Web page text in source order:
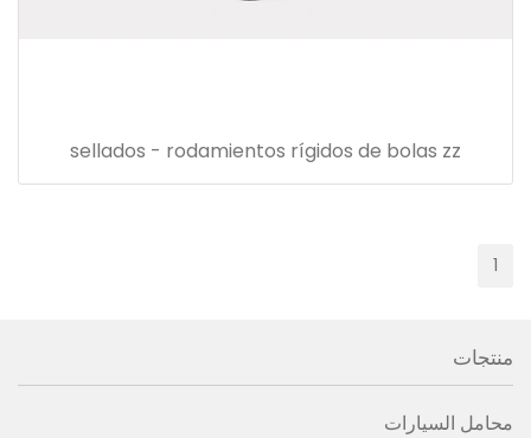
sellados - rodamientos rígidos de bolas zz
1
منتجات
محامل السيارات